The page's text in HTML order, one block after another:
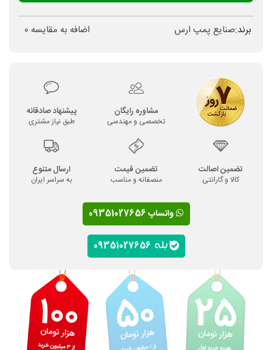
برند:صنایع پمپ ارس اضافه به مقایسه 0
مشاوره رایگان
تخصصی و مهندسی
پیشنهاد صادقانه
طبق نیاز مشتری
تضمین اصالت
کالا و گارانتی
تضمین قیمت
منصفانه و مناسب
ارسال متنوع
به سراسر ایران
واتساپ 09351027656